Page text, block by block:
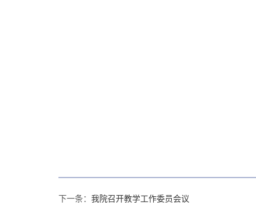
下一条： 我院召开教学工作委员会议